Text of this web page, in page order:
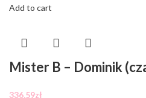
Add to cart
Mister B – Dominik
336,59zł